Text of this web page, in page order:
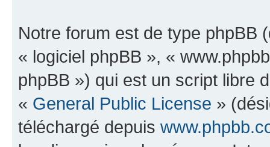
Notre forum est de type phpBB
« logiciel phpBB », «
phpBB ») qui est un script libre
« General Public License »
téléchargé depuis